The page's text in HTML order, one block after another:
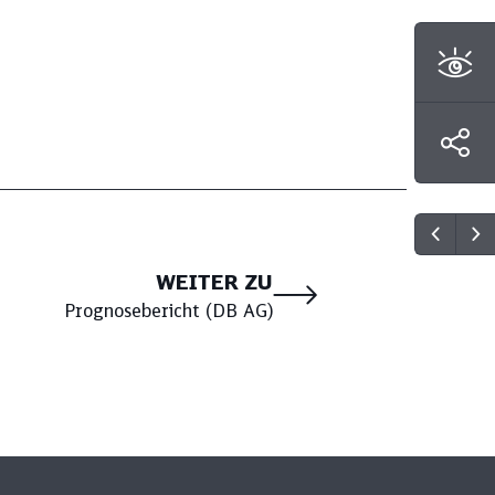
WEITER ZU
Prognosebericht (DB AG)